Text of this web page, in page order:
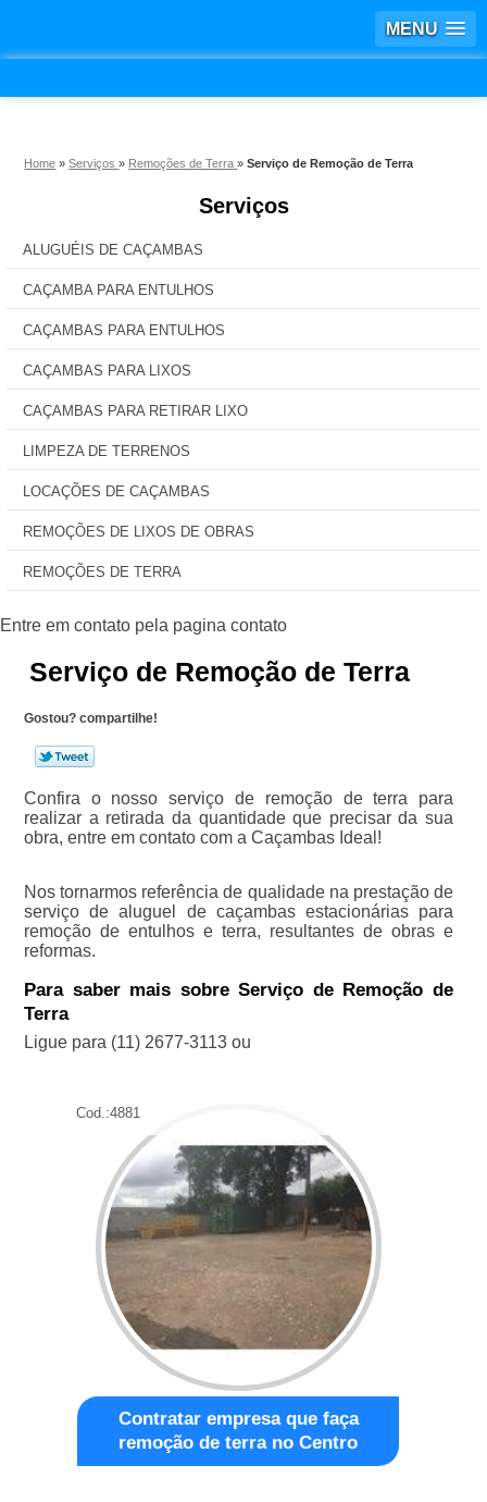
MENU
Home »Serviços» Remoções de Terra»Serviço de Remoção de Terra
Serviços
ALUGUÉIS DE CAÇAMBAS
CAÇAMBA PARA ENTULHOS
CAÇAMBAS PARA ENTULHOS
CAÇAMBAS PARA LIXOS
CAÇAMBAS PARA RETIRAR LIXO
LIMPEZA DE TERRENOS
LOCAÇÕES DE CAÇAMBAS
REMOÇÕES DE LIXOS DE OBRAS
REMOÇÕES DE TERRA
Serviço de Remoção de Terra
Gostou? compartilhe!
Confira o nosso serviço de remoção de terra para
realizar a retirada da quantidade que precisar da sua
obra, entre em contato com a Caçambas Ideal!
Nos tornarmos referência de qualidade na prestação de
serviço de aluguel de caçambas estacionárias para
remoção de entulhos e terra, resultantes de obras e
reformas.
Para saber mais sobre Serviço de Remoção de
Terra
Ligue para (11) 2677-3113ou
Cod.:4881
Contratar empresa que faça
remoção de terra no Centro